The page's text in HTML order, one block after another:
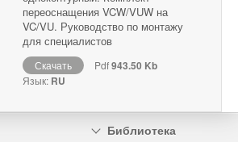
переоснащения VCW/VUW на
VC/VU. Руководство по монтажу
для специалистов
Скачать Pdf943.50 Kb
Язык: RU
Библиотека